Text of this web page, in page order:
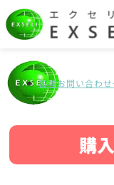
各種お問い合わ
購